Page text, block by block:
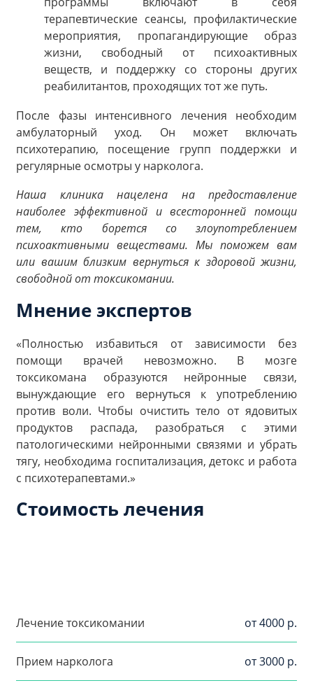
терапевтические сеансы, профилактические
мероприятия, пропагандирующие образ
жизни, свободный от психоактивных
веществ, и поддержку со стороны других
реабилитантов, проходящих тот же путь.
После фазы интенсивного лечения необходим
амбулаторный уход. Он может включать
психотерапию, посещение групп поддержки и
регулярные осмотры у нарколога.
Наша клиника нацелена на предоставление
наиболее эффективной и всесторонней помощи
тем, кто борется со злоупотреблением
психоактивными веществами. Мы поможем вам
или вашим близким вернуться к здоровой жизни,
свободной от токсикомании.
Мнение экспертов
«Полностью избавиться от зависимости без
помощи врачей невозможно. В мозге
токсикомана образуются нейронные связи,
вынуждающие его вернуться к употреблению
против воли. Чтобы очистить тело от ядовитых
продуктов распада, разобраться с этими
патологическими нейронными связями и убрать
тягу, необходима госпитализация, детокс и работа
с психотерапевтами.»
Стоимость лечения
Лечение токсикомании от 4000 р.
Прием нарколога от 3000 р.